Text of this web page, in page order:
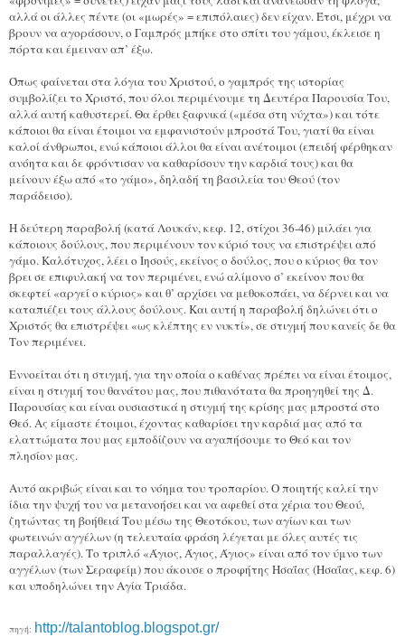
αλλά οι άλλες πέντε (οι «μωρές» = επιπόλαιες) δεν είχαν. Έτσι, μέχρι να
βρουν να αγοράσουν, ο Γαμπρός μπήκε στο σπίτι του γάμου, έκλεισε η
πόρτα και έμειναν απ’ έξω.
Όπως φαίνεται στα λόγια του Χριστού, ο γαμπρός της ιστορίας
συμβολίζει το Χριστό, που όλοι περιμένουμε τη Δευτέρα Παρουσία Του,
αλλά αυτή καθυστερεί. Θα έρθει ξαφνικά («μέσα στη νύχτα») και τότε
κάποιοι θα είναι έτοιμοι να εμφανιστούν μπροστά Του, γιατί θα είναι
καλοί άνθρωποι, ενώ κάποιοι άλλοι θα είναι ανέτοιμοι (επειδή φέρθηκαν
ανόητα και δε φρόντισαν να καθαρίσουν την καρδιά τους) και θα
μείνουν έξω από «το γάμο», δηλαδή τη βασιλεία του Θεού (τον
παράδεισο).
Η δεύτερη παραβολή (κατά Λουκάν, κεφ. 12, στίχοι 36-46) μιλάει για
κάποιους δούλους, που περιμένουν τον κύριό τους να επιστρέψει από
γάμο. Καλότυχος, λέει ο Ιησούς, εκείνος ο δούλος, που ο κύριος θα τον
βρει σε επιφυλακή να τον περιμένει, ενώ αλίμονο σ’ εκείνον που θα
σκεφτεί «αργεί ο κύριος» και θ’ αρχίσει να μεθοκοπάει, να δέρνει και να
καταπιέζει τους άλλους δούλους. Και αυτή η παραβολή δηλώνει ότι ο
Χριστός θα επιστρέψει «ως κλέπτης εν νυκτί», σε στιγμή που κανείς δε θα
Τον περιμένει.
Εννοείται ότι η στιγμή, για την οποία ο καθένας πρέπει να είναι έτοιμος,
είναι η στιγμή του θανάτου μας, που πιθανότατα θα προηγηθεί της Δ.
Παρουσίας και είναι ουσιαστικά η στιγμή της κρίσης μας μπροστά στο
Θεό. Ας είμαστε έτοιμοι, έχοντας καθαρίσει την καρδιά μας από τα
ελαττώματα που μας εμποδίζουν να αγαπήσουμε το Θεό και τον
πλησίον μας.
Αυτό ακριβώς είναι και το νόημα του τροπαρίου. Ο ποιητής καλεί την
ίδια την ψυχή του να μετανοήσει και να αφεθεί στα χέρια του Θεού,
ζητώντας τη βοήθειά Του μέσω της Θεοτόκου, των αγίων και των
φωτεινών αγγέλων (η τελευταία φράση λέγεται με όλες αυτές τις
παραλλαγές). Το τριπλό «Άγιος, Άγιος, Άγιος» είναι από τον ύμνο των
αγγέλων (των Σεραφείμ) που άκουσε ο προφήτης Ησαΐας (Ησαΐας, κεφ. 6)
και υποδηλώνει την Αγία Τριάδα.
πηγή: http://talantoblog.blogspot.gr/